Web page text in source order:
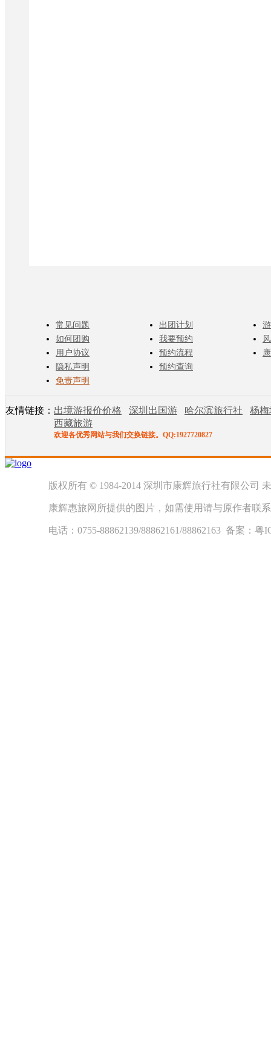
常见问题
如何团购
用户协议
隐私声明
免责声明
出团计划
我要预约
预约流程
预约查询
友情链接： 出境游报价价格 深圳出国游 哈尔滨旅行社
杨
西藏旅游
欢迎各优秀网站与我们交换链接。QQ:1927720827
版权所有 © 1984-2014 深圳市康辉旅行社有限公司
康辉惠旅网所提供的图片，如需使用请与原作者联
电话：0755-88862139/88862161/88862163 备案：粤